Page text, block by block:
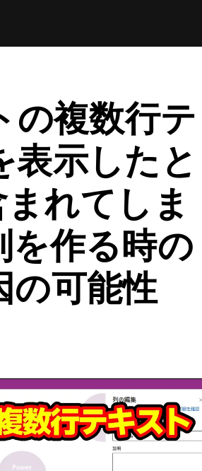
の複数行テ
示したと
れてしま
作る時の
の可能性